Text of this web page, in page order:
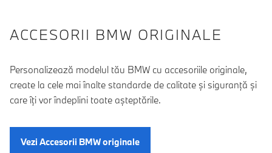
ACCESORII BMW ORIGINALE
Personalizează modelul tău BMW cu accesoriile originale,
create la cele mai înalte standarde de calitate şi siguranţă şi
care îţi vor îndeplini toate aşteptările.
Vezi Accesorii BMW originale